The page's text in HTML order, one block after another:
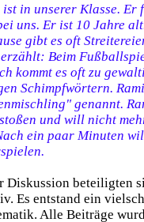
ist in unserer Klasse.
uns. Er ist 10 Jahre
gibt es oft
Beim
kommt es oft zu
Schimpfwörtern.
genannt.
und will nicht
ein paar Minuten
Diskussion beteiligten
Es entstand ein
Alle Beiträge